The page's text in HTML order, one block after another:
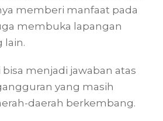
memberi manfaat pada
membuka lapangan
lain.
menjadi jawaban atas
yang masih
daerah berkembang.